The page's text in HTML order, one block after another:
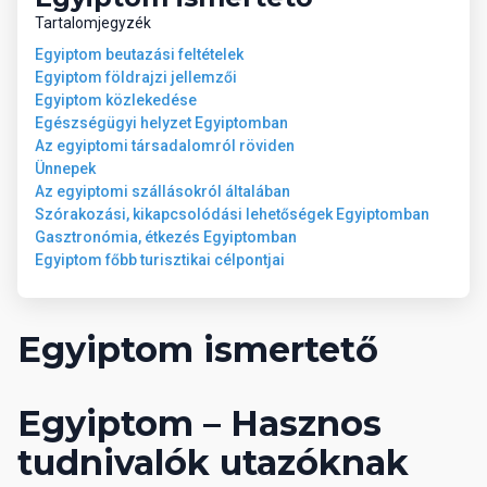
Tartalomjegyzék
Egyiptom beutazási feltételek
Egyiptom földrajzi jellemzői
Egyiptom közlekedése
Egészségügyi helyzet Egyiptomban
Az egyiptomi társadalomról röviden
Ünnepek
Az egyiptomi szállásokról általában
Szórakozási, kikapcsolódási lehetőségek Egyiptomban
Gasztronómia, étkezés Egyiptomban
Egyiptom főbb turisztikai célpontjai
Egyiptom ismertető
Egyiptom – Hasznos
tudnivalók utazóknak